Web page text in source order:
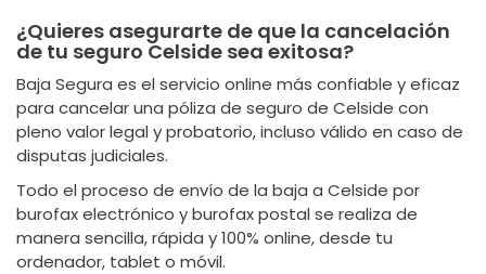
¿Quieres asegurarte de que la cancelación
de tu seguro Celside sea exitosa?
Baja Segura es el servicio online más confiable y eficaz
para cancelar una póliza de seguro de Celside con
pleno valor legal y probatorio, incluso válido en caso de
disputas judiciales.
Todo el proceso de envío de la baja a Celside por
burofax electrónico y burofax postal se realiza de
manera sencilla, rápida y 100% online, desde tu
ordenador, tablet o móvil.